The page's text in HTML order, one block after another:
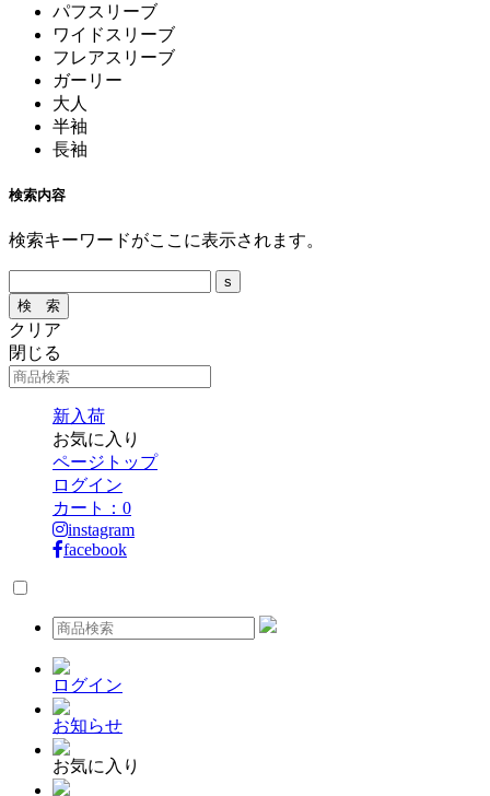
パフスリーブ
ワイドスリーブ
フレアスリーブ
ガーリー
大人
半袖
長袖
検索内容
検索キーワードがここに表示されます。
クリア
閉じる
新入荷
お気に入り
ページトップ
ログイン
カート： 0
instagram
facebook
ログイン
お知らせ
お気に入り